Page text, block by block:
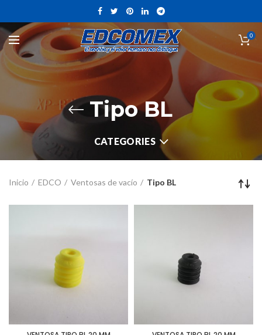
0
Tipo BL
CATEGORIES
Inicio EDCO Ventosas de vacío Tipo BL